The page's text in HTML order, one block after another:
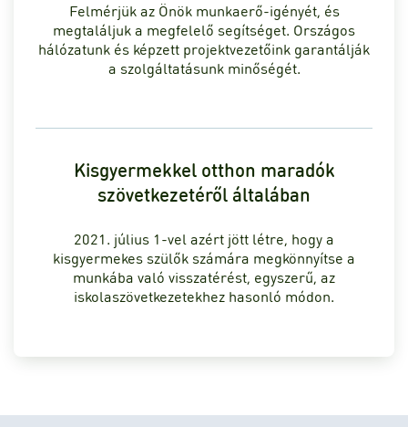
Felmérjük az Önök munkaerő-igényét, és
megtaláljuk a megfelelő segítséget. Országos
hálózatunk és képzett projektvezetőink garantálják
a szolgáltatásunk minőségét.
Kisgyermekkel otthon maradók
szövetkezetéről általában
2021. július 1-vel azért jött létre, hogy a
kisgyermekes szülők számára megkönnyítse a
munkába való visszatérést, egyszerű, az
iskolaszövetkezetekhez hasonló módon.